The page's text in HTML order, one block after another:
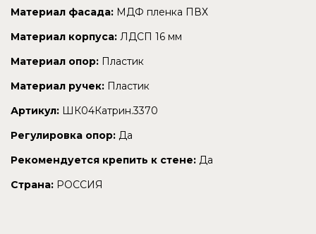
Материал фасада: МДФ пленка ПВХ
Материал корпуса: ЛДСП 16 мм
Материал опор: Пластик
Материал ручек: Пластик
Артикул: ШК04Катрин.3370
Регулировка опор: Да
Рекомендуется крепить к стене: Да
Страна: РОССИЯ